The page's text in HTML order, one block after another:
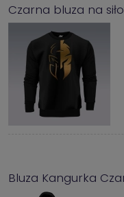
Czarna bluza na
Bluza Kangurka